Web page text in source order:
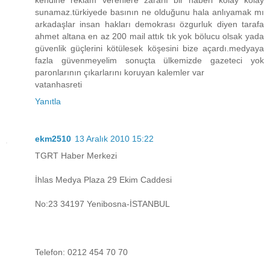
sunamaz.türkiyede basının ne olduğunu hala anlıyamak mı
arkadaşlar insan hakları demokrası özgurluk diyen tarafa
ahmet altana en az 200 mail attık tık yok bölucu olsak yada
güvenlik güçlerini kötülesek köşesini bize açardı.medyaya
fazla güvenmeyelim sonuçta ülkemizde gazeteci yok
paronlarının çıkarlarını koruyan kalemler var
vatanhasreti
Yanıtla
ekm2510 13 Aralık 2010 15:22
TGRT Haber Merkezi
İhlas Medya Plaza 29 Ekim Caddesi
No:23 34197 Yenibosna-İSTANBUL
Telefon: 0212 454 70 70